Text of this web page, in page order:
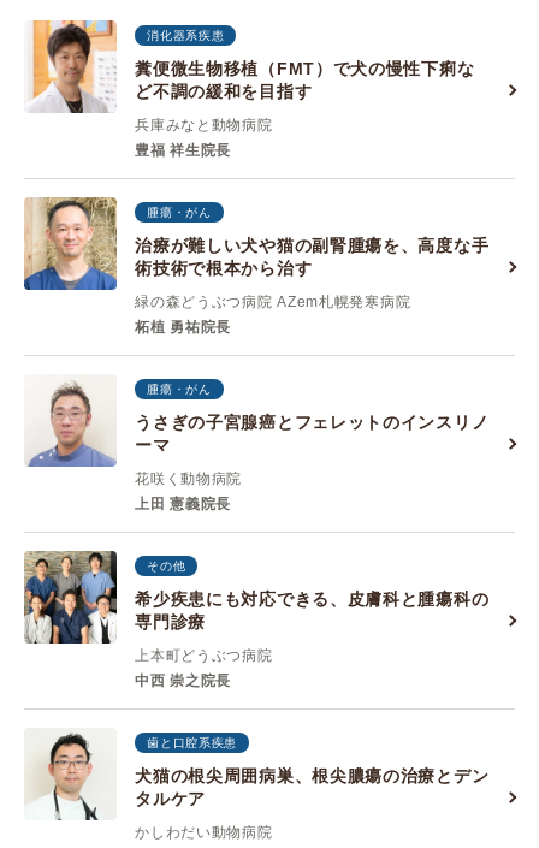
消化器系疾患
糞便微生物移植（FMT）で犬の慢性下痢な
ど不調の緩和を目指す
兵庫みなと動物病院
豊福 祥生院長
腫瘍・がん
治療が難しい犬や猫の副腎腫瘍を、高度な手
術技術で根本から治す
緑の森どうぶつ病院 AZem札幌発寒病院
柘植 勇祐院長
腫瘍・がん
うさぎの子宮腺癌とフェレットのインスリノ
ーマ
花咲く動物病院
上田 憲義院長
その他
希少疾患にも対応できる、皮膚科と腫瘍科の
専門診療
上本町どうぶつ病院
中西 崇之院長
歯と口腔系疾患
犬猫の根尖周囲病巣、根尖膿瘍の治療とデン
タルケア
かしわだい動物病院